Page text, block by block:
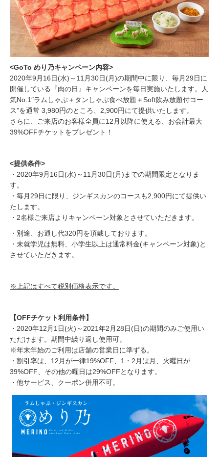
<GoTo めり乃キャンペーン内容>
2020年9月16日(水)～11月30日(月)の期間中に限り、毎月29日に
開催している『肉の日』キャンペーンを毎日実施いたします。人
気No.1″ラムしゃぶ＋タンしゃぶ食べ放題＋Soft飲み放題付コー
ス”を通常 3,980円のところ、2,900円にて提供いたします。
さらに、ご来店のお客様全員に12月以降に使える、お会計最大
39%OFFチケットをプレゼント！
<提供条件>
・2020年9月16日(水)～11月30日(月)までの期間限定となりま
す。
・毎月29日に限り、ジンギスカンのコースも2,900円にて提供い
たします。
・2名様ご来店よりキャンペーン対象とさせていただきます。
・別途、お通し代320円を頂戴しております。
・未就学児は無料、小学生以上は通常料金(キャンペーン対象)と
させていただきます。
※上記はすべて税別価格表示です。
【OFFチケット利用条件】
・2020年12月1日(火)～2021年2月28日(日)の期間のみご使用い
ただけます。期間中繰り返し使用可。
※年末年始のご利用は店舗の営業日に準ずる。
・割引率は、12月が一律19%OFF、1・2月は月、火曜日が
39%OFF、その他の曜日は29%OFFとなります。
・他サービス、クーポン併用不可。